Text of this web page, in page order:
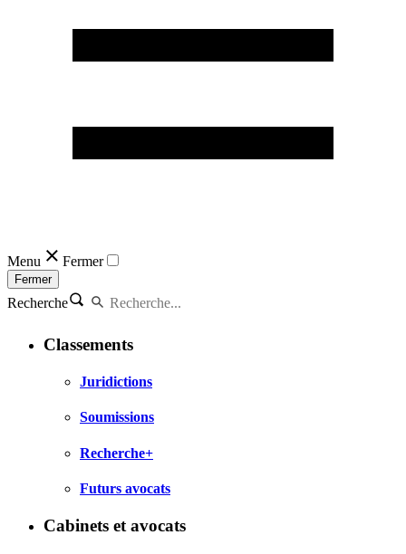
Menu Fermer
Fermer
Recherche
Classements
Juridictions
Soumissions
Recherche+
Futurs avocats
Cabinets et avocats